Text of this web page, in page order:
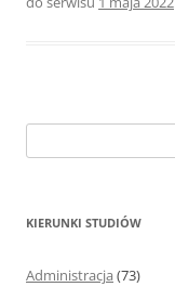
z
KIERUNKI STUDIÓW
Administracja (73)